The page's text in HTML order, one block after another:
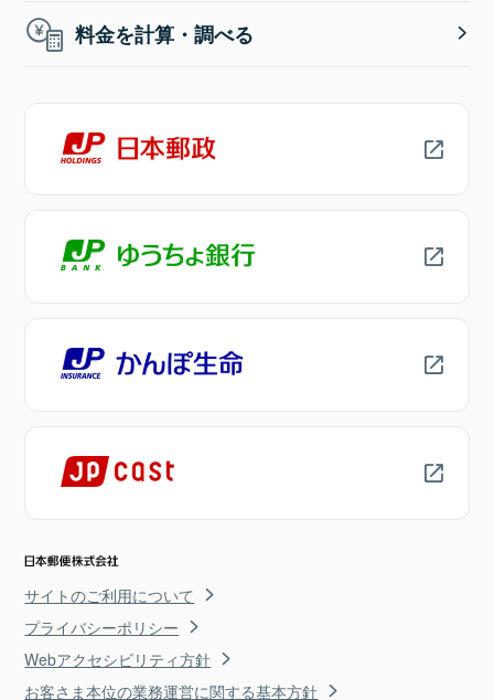
料金を計算・調べる
サイトのご利用について
プライバシーポリシー
Webアクセシビリティ方針
お客さま本位の業務運営に関する基本方針